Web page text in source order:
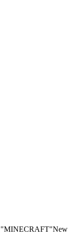
New